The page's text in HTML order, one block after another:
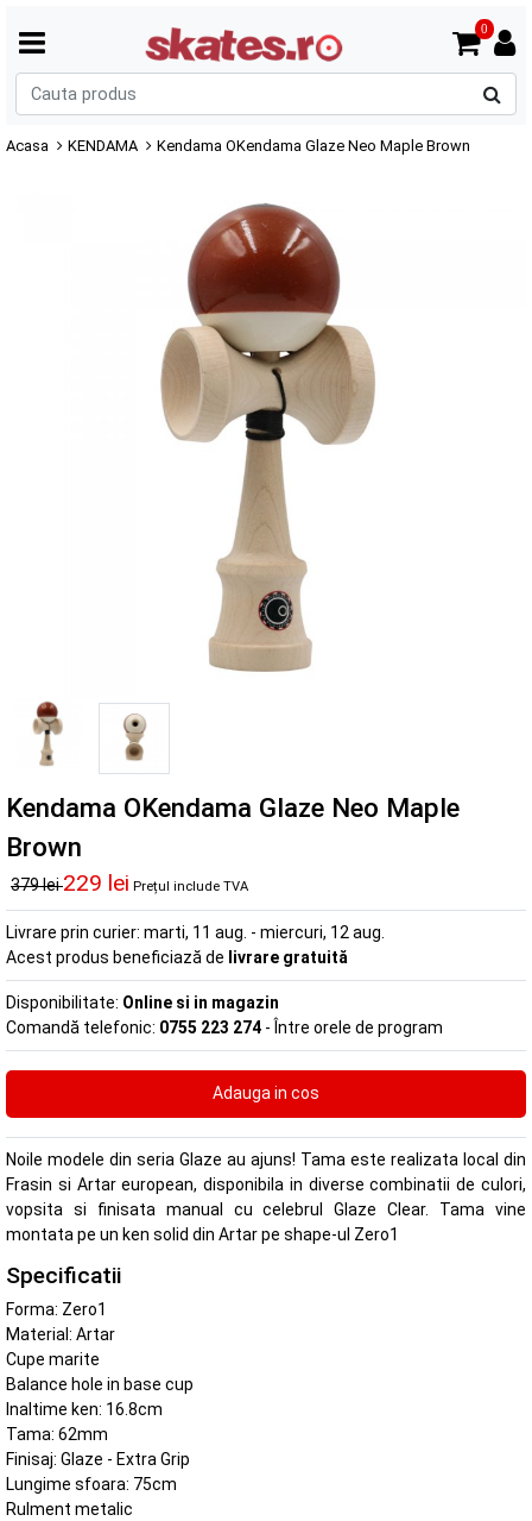
0
Acasa KENDAMA Kendama OKendama Glaze Neo Maple Brown
Kendama OKendama Glaze Neo Maple
Brown
379 lei229 lei Prețul include TVA
Livrare prin curier: marti, 11 aug. - miercuri, 12 aug.
Acest produs beneficiază de livrare gratuită
Disponibilitate: Online si in magazin
Comandă telefonic: 0755 223 274 - Între orele de program
Noile modele din seria Glaze au ajuns! Tama este realizata local din
Frasin si Artar european, disponibila in diverse combinatii de culori,
vopsita si finisata manual cu celebrul Glaze Clear. Tama vine
montata pe un ken solid din Artar pe shape-ul Zero1
Specificatii
Forma: Zero1
Material: Artar
Cupe marite
Balance hole in base cup
Inaltime ken: 16.8cm
Tama: 62mm
Finisaj: Glaze - Extra Grip
Lungime sfoara: 75cm
Rulment metalic